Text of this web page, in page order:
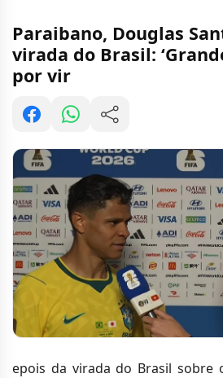
Paraibano, Douglas
virada do Brasil:
por vir
epois da virada do Brasil sobre